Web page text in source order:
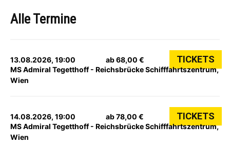
Alle Termine
13.08.2026, 19:00
MS Admiral Tegetthoff - Reichsbrücke Schifffahrtszentrum,
Wien
ab 68,00 € TICKETS
14.08.2026, 19:00
MS Admiral Tegetthoff - Reichsbrücke Schifffahrtszentrum,
Wien
ab 78,00 € TICKETS